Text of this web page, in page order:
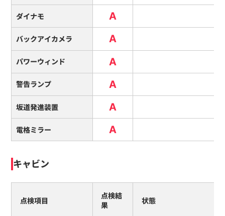
ダイナモ A
バックアイカメラ A
パワーウィンド A
警告ランプ A
坂道発進装置 A
電格ミラー A
キャビン
点検項目
点検結
果
状態